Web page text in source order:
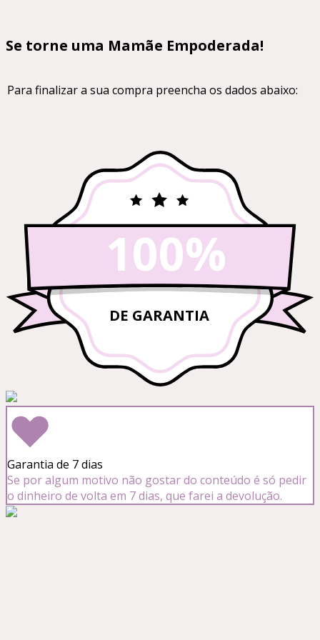
Se torne uma Mamãe Empoderada!
Para finalizar a sua compra preencha os dados abaixo:
100%
DE GARANTIA
Garantia de 7 dias
Se por algum motivo não gostar do conteúdo é só pedir
o dinheiro de volta em 7 dias, que farei a devolução.